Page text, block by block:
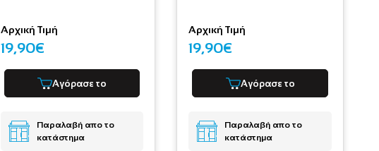
Αρχική Τιμή
19,90€
Αγόρασε το
Παραλαβή απο το
κατάστημα
Αρχική Τιμή
19,90€
Αγόρασε το
Παραλαβή απο το
κατάστημα